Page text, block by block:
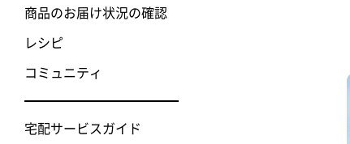
商品のお届け状況の確認
レシピ
コミュニティ
宅配サービスガイド